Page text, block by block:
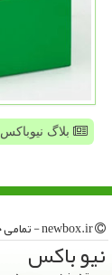
بلاگ نیوباکس
نیو باكس